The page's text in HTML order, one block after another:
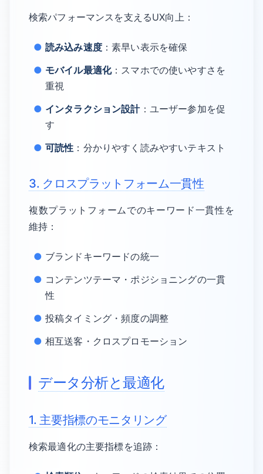
検索パフォーマンスを支えるUX向上：
読み込み速度：素早い表示を確保
モバイル最適化：スマホでの使いやすさを
重視
インタラクション設計：ユーザー参加を促
す
可読性 ：分かりやすく読みやすいテキスト
3. クロスプラットフォーム一貫性
複数プラットフォームでのキーワード一貫性を
維持：
ブランドキーワードの統一
コンテンツテーマ・ポジショニングの一貫
性
投稿タイミング・頻度の調整
相互送客・クロスプロモーション
データ分析と最適化
1. 主要指標のモニタリング
検索最適化の主要指標を追跡：